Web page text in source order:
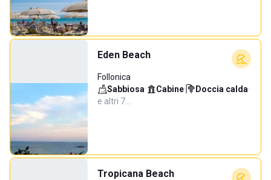
Eden Beach
Follonica
Sabbiosa· Cabine· Doccia calda·
e altri 7…
Tropicana Beach